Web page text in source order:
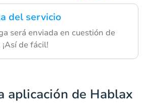
del servicio
será enviada en cuestión de
de fácil!
aplicación de Hablax